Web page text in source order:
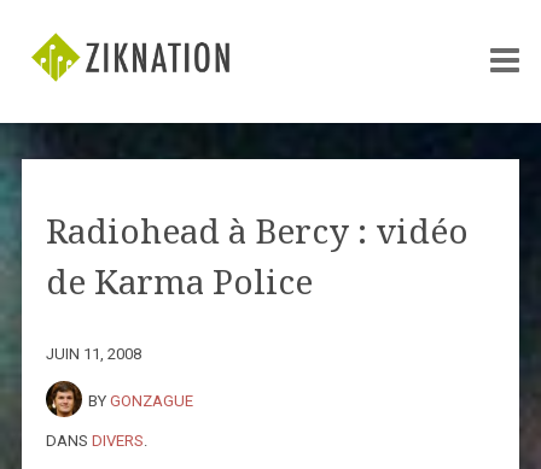
Radiohead à Bercy : vidéo
de Karma Police
JUIN 11, 2008
BY GONZAGUE
DANS DIVERS